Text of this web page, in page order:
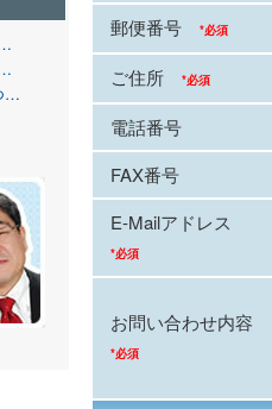
郵便番号 *必須
ご住所
*必須
電話番号
FAX番号
E-Mailアドレス
*必須
お問い合わせ内容
*必須
…